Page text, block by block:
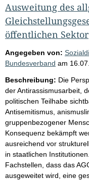
Ausweitung des
öffentlichen Sektor
Angegeben von:
Bundesverband am
Beschreibung: Die
der Antirassismusarbeit,
politischen Teilhabe
Antisemitismus,
gruppenbezogener
Konsequenz bekämpft
ausreichend vor
in staatlichen
Fachstellen, dass das
ausgeweitet wird, eine